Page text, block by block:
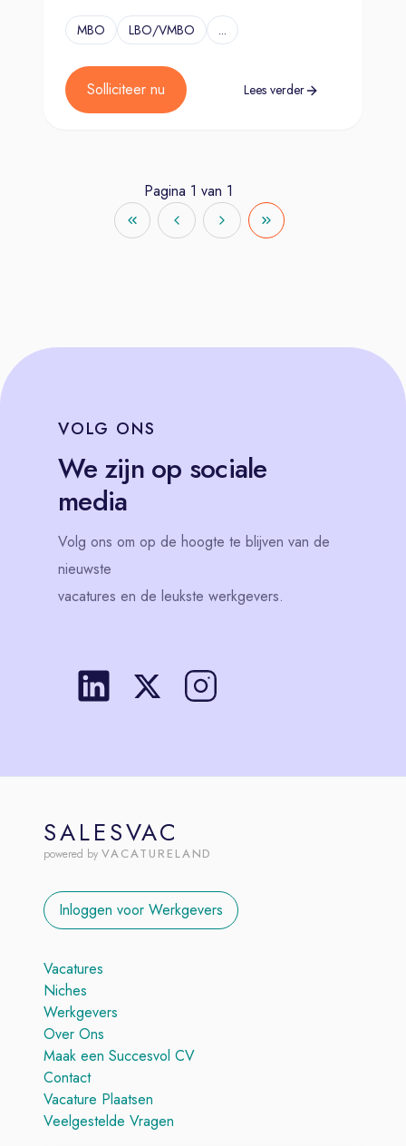
MBO LBO/VMBO ...
Solliciteer nu Lees verder
Pagina 1 van 1
VOLG ONS
We zijn op sociale
media
Volg ons om op de hoogte te blijven van de
nieuwste
vacatures en de leukste werkgevers.
SALESVAC
powered by VACATURELAND
Inloggen voor Werkgevers
Vacatures
Niches
Werkgevers
Over Ons
Maak een Succesvol CV
Contact
Vacature Plaatsen
Veelgestelde Vragen